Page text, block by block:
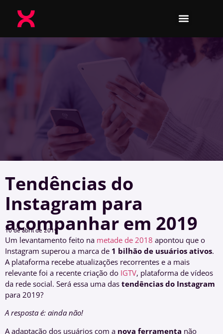
Tendências do
Instagram para
acompanhar em 2019
10 de abril de 2019
Um levantamento feito na metade de 2018 apontou que o
Instagram superou a marca de 1 bilhão de usuários ativos.
A plataforma recebe atualizações recorrentes e a mais
relevante foi a recente criação do IGTV, plataforma de vídeos
da rede social. Será essa uma das tendências do Instagram
para 2019?
A resposta é: ainda não!
A adaptação dos usuários com a nova ferramenta não